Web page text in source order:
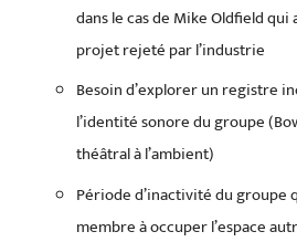
dans le cas de Mike Oldfield
projet rejeté par l’industrie
Besoin d’explorer un registre
l’identité sonore du groupe
théâtral à l’ambient)
Période d’inactivité du groupe
membre à occuper l’espace